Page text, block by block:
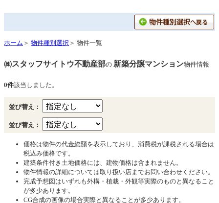
ホーム ＞ 物件種別選択 ＞ 物件一覧
㈱スタッフサイトウ不動産部の 新築分譲マンション物件情報
0件該当しました。
並び替え：
並び替え：
価格は物件の代金総額を表示しており、消費税が課税される場合は
税込み価格です。
建築条件付き土地価格には、建物価格は含まれません。
物件情報の詳細については取り扱い店までお問い合わせください。
完成予想図はいずれも外構・植栽・外観等実際のものと異なること
が多少あります。
CG合成の画像の場合実際と異なることが多少あります。